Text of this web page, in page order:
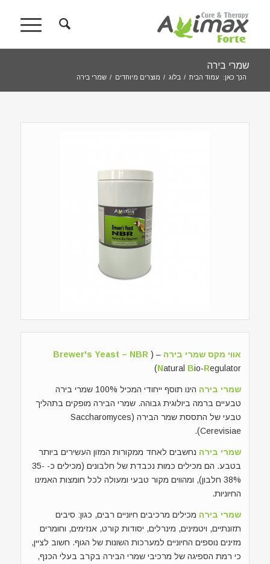
שמרי בירה
הנך כאן: עמוד הבית / בלוג / מוצרים מיוחדים / שמרי בירה
אווי מקס שמרי בירה – (
Brewer's Yeast – NBR
(Natural Bio-Regulator
שמרי בירה
הינו תוסף ייחודי המכיל 100% שמרי בירה
טבעיים ברמה ביולוגית גבוהה. שמרי הבירה מופקים בתהליך
טבעי של התססת שמר הבירה (Saccharomyces
Cerevisiae).
שמרי בירה נחשבים לאחד ממקורות המזון העשירים ביותר
בטבע. הם מכילים כמות נכבדת של חלבונים (מכילים כ- 35-
38% חלבון), ומהווים מקור טבעי ומעולה לכל חומצות האמינו
החיוניות.
שמרי בירה מכילים מרכיבים חיוניים רבים, כגון: סיבים
תזונתיים, ויטמינים, מינרלים, יסודות קורט, אנזימים, וחומרים
מזינים נוספים החיוניים למערכות השונות של הגוף. חשוב לציין,
כי רמת הספיגה של מרכיבי שמרי הבירה בקרב בעלי הכנף,